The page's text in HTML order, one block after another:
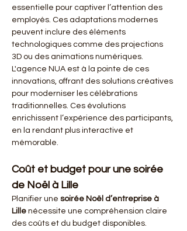
essentielle pour captiver l’attention des
employés. Ces adaptations modernes
peuvent inclure des éléments
technologiques comme des projections
3D ou des animations numériques.
L'agence NUA est à la pointe de ces
innovations, offrant des solutions créatives
pour moderniser les célébrations
traditionnelles. Ces évolutions
enrichissent l’expérience des participants,
en la rendant plus interactive et
mémorable.
Coût et budget pour une soirée
de Noël à Lille
Planifier une soirée Noël d’entreprise à
Lille nécessite une compréhension claire
des coûts et du budget disponibles.